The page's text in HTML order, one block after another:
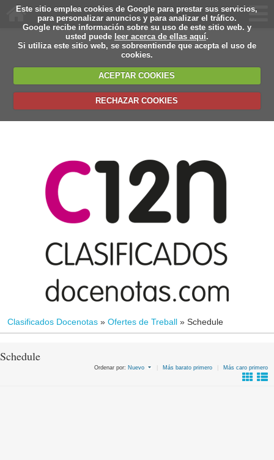
Este sitio emplea cookies de Google para prestar sus servicios,
para personalizar anuncios y para analizar el tráfico.
Google recibe información sobre su uso de este sitio web. y
usted puede leer acerca de ellas aquí.
Si utiliza este sitio web, se sobreentiende que acepta el uso de
cookies.
ACEPTAR COOKIES
RECHAZAR COOKIES
Clasificados Docenotas » Ofertes de Treball » Schedule
Schedule
Ordenar por: Nuevo Más barato primero Más caro primero